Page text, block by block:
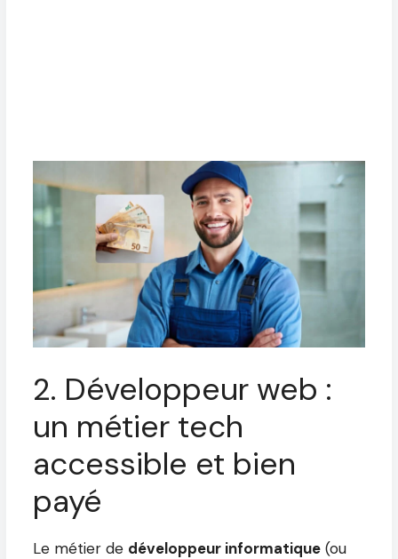
2. Développeur web :
un métier tech
accessible et bien
payé
Le métier de développeur informatique (ou